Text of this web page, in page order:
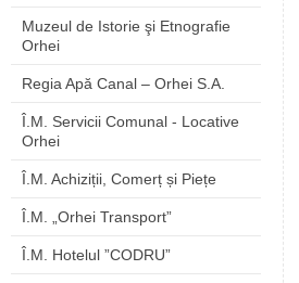
Muzeul de Istorie şi Etnografie
Orhei
Regia Apă Canal – Orhei S.A.
Î.M. Servicii Comunal - Locative
Orhei
Î.M. Achiziții, Comerț și Piețe
Î.M. „Orhei Transport”
Î.M. Hotelul ”CODRU”